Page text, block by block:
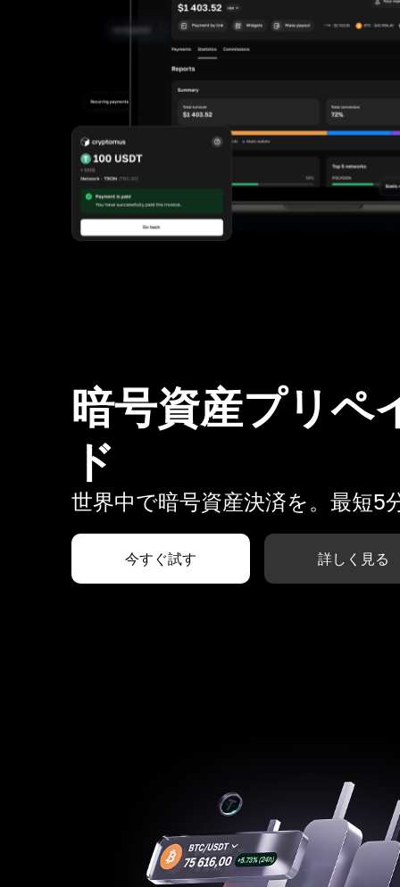
暗号資産プリペ
ド
世界中で暗号資産決済を。最短5
今すぐ試す 詳しく見る